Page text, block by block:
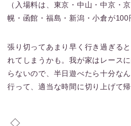
（入場料は、東京・中山・中京・
幌・函館・福島・新潟・小倉が100
張り切ってあまり早く行き過ぎる
れてしまうかも。我が家はレース
らないので、半日遊べたら十分な
行って、適当な時間に切り上げて帰